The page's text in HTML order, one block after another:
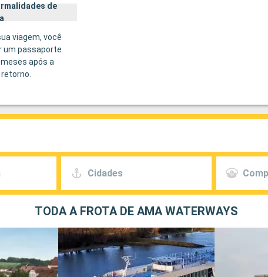
de
viagem, você
um passaporte
após a
Cidades
TODA A FROTA DE AMA WATERWAYS